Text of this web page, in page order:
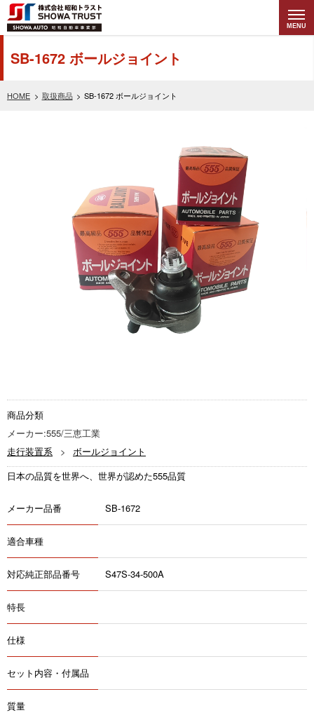
株式会社昭和トラ
スト (SHOWA
MENU
HOME 取扱商品 SB-1672 ボールジョイント
SB-1672 ボールジョイント
商品分類
メーカー:555/三恵工業
走行装置系
ボールジョイント
日本の品質を世界へ、世界が認めた555品質
メーカー品番 SB-1672
適合車種
対応純正部品番号 S47S-34-500A
特長
仕様
セット内容・付属品
質量